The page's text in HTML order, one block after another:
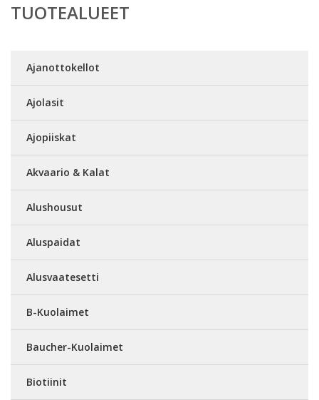
TUOTEALUEET
Ajanottokellot
Ajolasit
Ajopiiskat
Akvaario & Kalat
Alushousut
Aluspaidat
Alusvaatesetti
B-Kuolaimet
Baucher-Kuolaimet
Biotiinit